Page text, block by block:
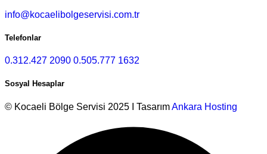
info@kocaelibolgeservisi.com.tr
Telefonlar
0.312.427 2090 0.505.777 1632
Sosyal Hesaplar
© Kocaeli Bölge Servisi 2025 I TasarımAnkara Hosting